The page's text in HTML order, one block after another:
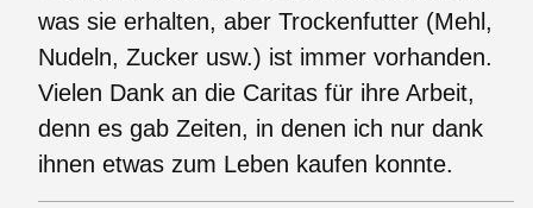
was sie erhalten, aber Trockenfutter (Mehl,
Nudeln, Zucker usw.) ist immer vorhanden.
Vielen Dank an die Caritas für ihre Arbeit,
denn es gab Zeiten, in denen ich nur dank
ihnen etwas zum Leben kaufen konnte.